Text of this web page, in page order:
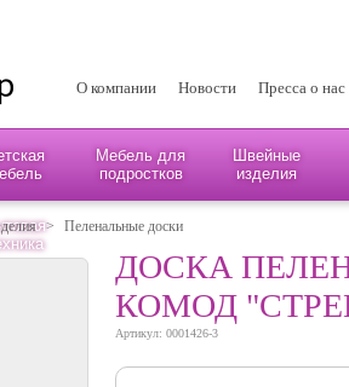
О компании Новости Пресса о нас
Мебель для
подростков
Швейные
изделия
> Пеленальные доски
ДОСКА
КОМОД
Артикул: 0001426-3